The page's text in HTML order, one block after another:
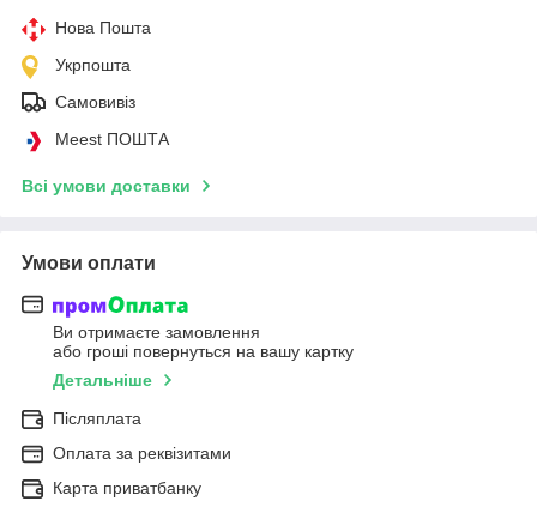
Нова Пошта
Укрпошта
Самовивіз
Meest ПОШТА
Всі умови доставки
Умови оплати
Ви отримаєте замовлення
або гроші повернуться на вашу картку
Детальніше
Післяплата
Оплата за реквізитами
Карта приватбанку